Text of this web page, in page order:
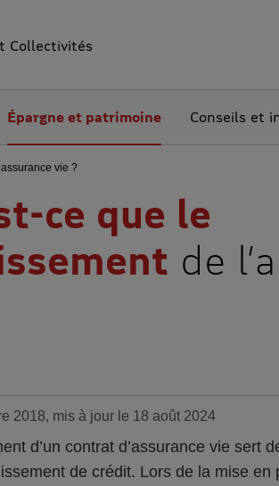
Collectivités
Épargne et patrimoine Conseils et
vie ?
ce que le
de
2018, mis à jour le 18 août 2024
d’un contrat d’assurance vie sert
de crédit. Lors de la mise en